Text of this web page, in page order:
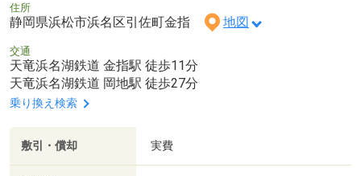
住所
静岡県浜松市浜名区引佐町金指 地図
交通
天竜浜名湖鉄道 金指駅 徒歩11分
天竜浜名湖鉄道 岡地駅 徒歩27分
乗り換え検索
敷引・償却 実費